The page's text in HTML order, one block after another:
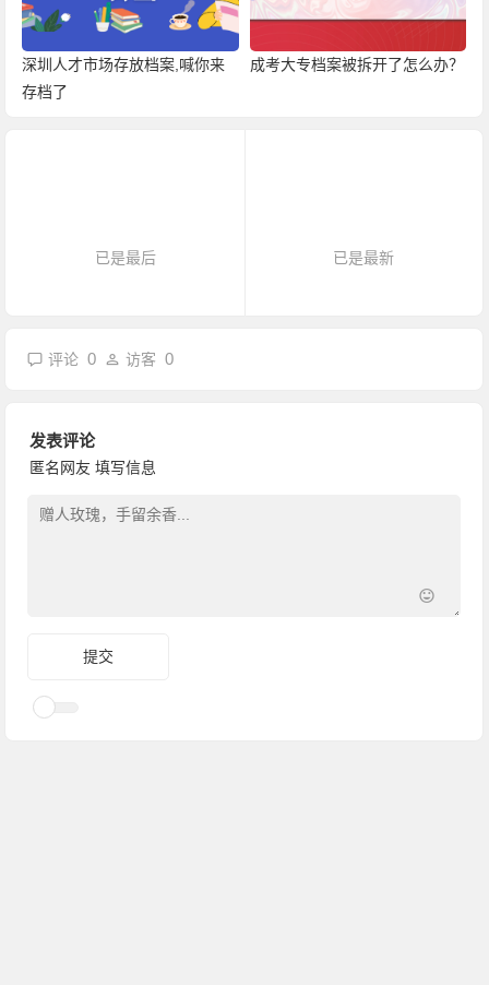
深圳人才市场存放档案,喊你来
存档了
成考大专档案被拆开了怎么办？
已是最后 已是最新
评论0 访客0
发表评论
匿名网友 填写信息